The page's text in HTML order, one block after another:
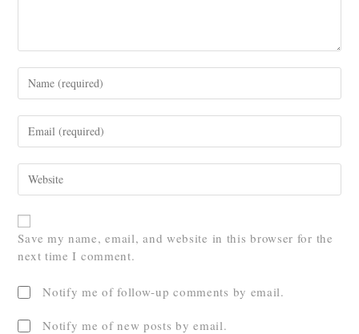
Save my name, email, and website in this browser for the
next time I comment.
Notify me of follow-up comments by email.
Notify me of new posts by email.